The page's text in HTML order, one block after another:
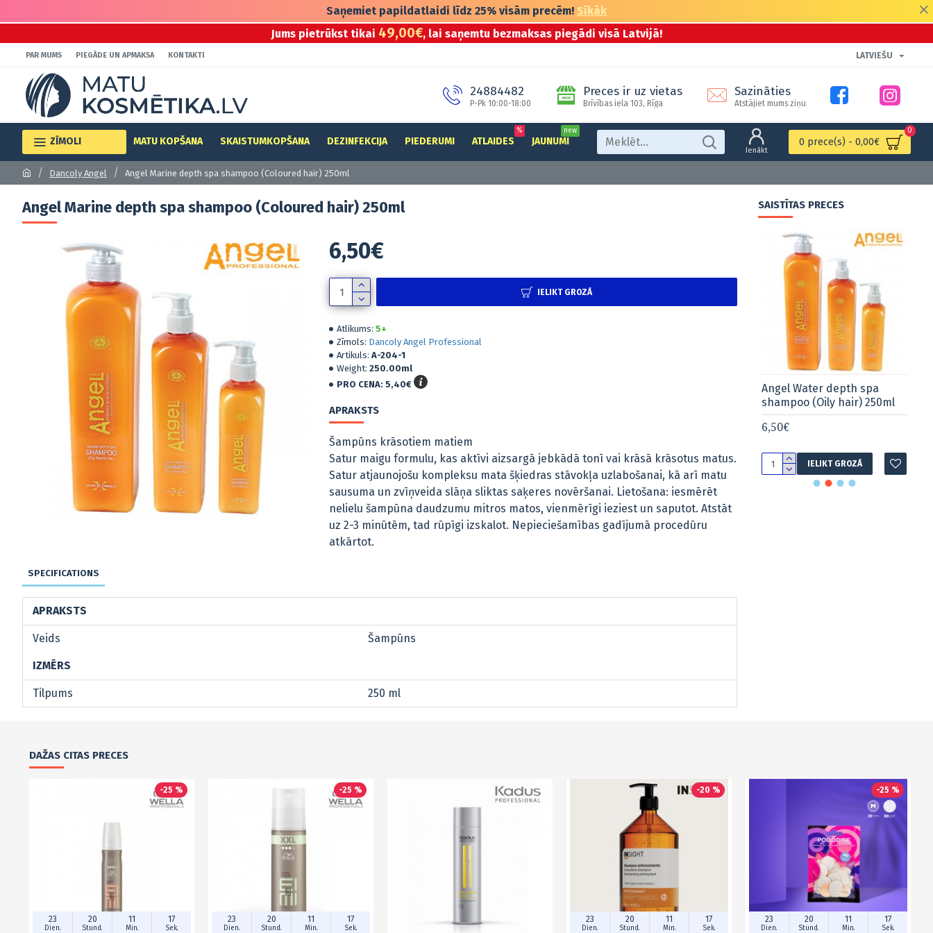
Saņemiet papildatlaidi līdz 25% visām precēm! Sīkāk
Jums pietrūkst tikai 49,00€, lai saņemtu bezmaksas piegādi visā Latvijā!
PAR MUMS PIEGĀDE UN APMAKSA KONTAKTI LATVIEŠU
24884482
P-Pk 10:00-18:00
Preces ir uz vietas
Brīvības iela 103, Rīga
Sazināties
Atstājiet mums ziņu
ZĪMOLI MATU KOPŠANA SKAISTUMKOPŠANA DEZINFEKCIJA PIEDERUMI ATLAIDES
%
JAUNUMI
new
Ienākt
0 prece(s) - 0,00€
0
Dancoly Angel Angel Marine depth spa shampoo (Coloured hair) 250ml
Angel Marine depth spa shampoo (Coloured hair) 250ml
Atlikums: 5+
Zīmols: Dancoly Angel Professional
Artikuls: A-204-1
Weight: 250.00ml
PRO CENA: 5,40€
6,50€
IELIKT GROZĀ
APRAKSTS
Šampūns krāsotiem matiem
Satur maigu formulu, kas aktīvi aizsargā jebkādā tonī vai krāsā krāsotus matus.
Satur atjaunojošu kompleksu mata šķiedras stāvokļa uzlabošanai, kā arī matu
sausuma un zvīņveida slāņa sliktas saķeres novēršanai. Lietošana: iesmērēt
nelielu šampūna daudzumu mitros matos, vienmērīgi ieziest un saputot. Atstāt
uz 2-3 minūtēm, tad rūpīgi izskalot. Nepieciešamības gadījumā procedūru
atkārtot.
SPECIFICATIONS
APRAKSTS
Veids Šampūns
IZMĒRS
Tilpums 250 ml
SAISTĪTAS PRECES
IELIKT GROZĀ
Angel Water depth spa
shampoo (Oily hair) 250ml
6,50€
IELIKT GROZĀ
DAŽAS CITAS PRECES
-25 %
23
Dien.
20
Stund.
11
Min.
17
Sek.
-25 %
23
Dien.
20
Stund.
11
Min.
17
Sek.
-20 %
23
Dien.
20
Stund.
11
Min.
17
Sek.
-25 %
23
Dien.
20
Stund.
11
Min.
17
Sek.